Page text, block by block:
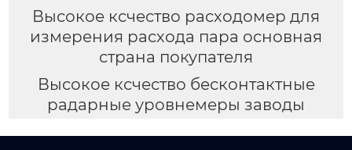
Высокое ксчество расходомер для
измерения расхода пара основная
страна покупателя
Высокое ксчество бесконтактные
радарные уровнемеры заводы